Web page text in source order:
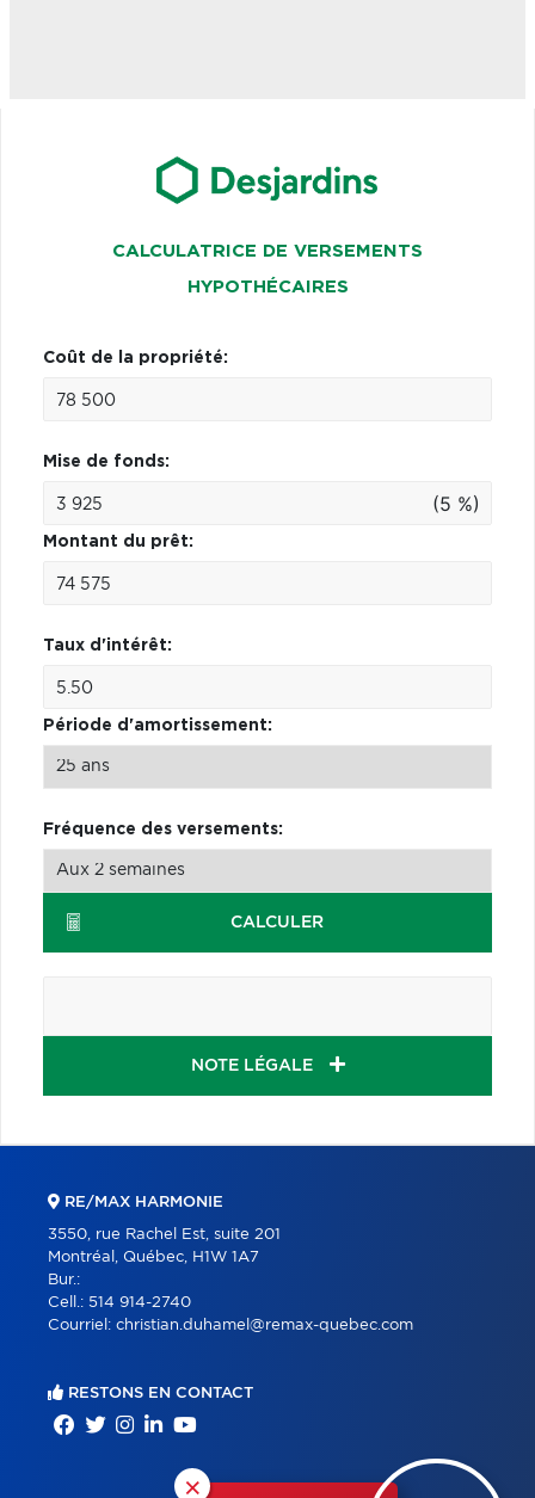
CALCULATRICE DE VERSEMENTS
HYPOTHÉCAIRES
Coût de la propriété:
Mise de fonds:
(5 %)
Montant du prêt:
Taux d'intérêt:
Période d'amortissement:
Fréquence des versements:
CALCULER
NOTE LÉGALE
×
RE/MAX HARMONIE
3550, rue Rachel Est, suite 201
Montréal, Québec, H1W 1A7
Bur.:
Cell.: 514 914-2740
Courriel: christian.duhamel@remax-quebec.com
RESTONS EN CONTACT